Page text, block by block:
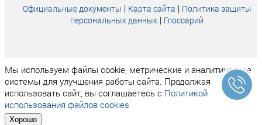
Официальные документы | Карта сайта | Политика защиты
персональных данных | Глоссарий
Мы используем файлы cookie, метрические и аналитические
системы для улучшения работы сайта. Продолжая
использовать сайт, вы соглашаетесь с Политикой
использования файлов cookies
Хорошо